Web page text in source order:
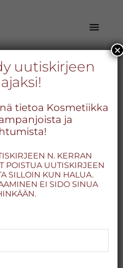
ovat pieniä näppyjä
suilla. Niiden
osittain
sarveistappien
uutiskirjeen
tietoa Kosmetiikka
ja
N. KERRAN
POISTUA UUTISKIRJEEN
SILLOIN KUN HALUA.
EI SIDO SINUA
×